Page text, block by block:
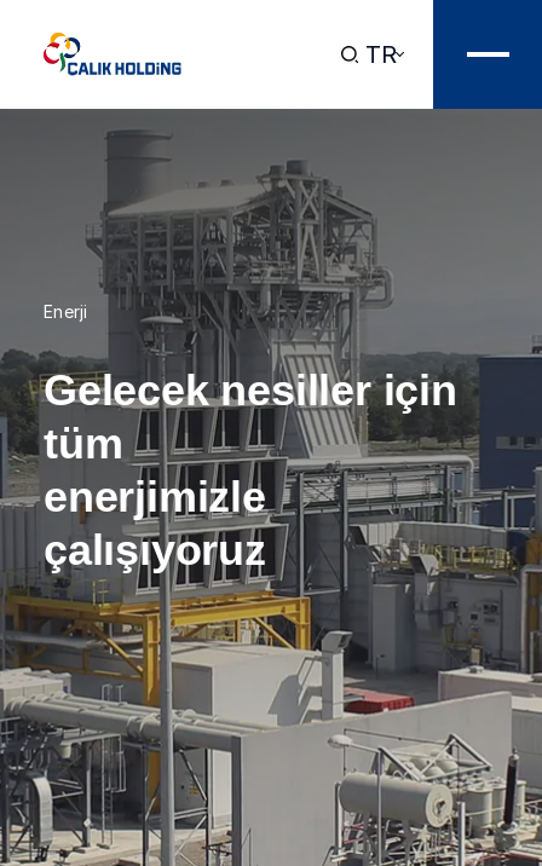
TR
Enerji
Gelecek nesiller için
tüm
enerjimizle
çalışıyoruz